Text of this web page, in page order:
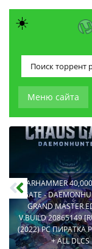
Меню сайта
WARHAMMER
GATE -
GRAND MASTER
V.BUILD 20865149
(2022) PC ПИРАТКА
+ ALL DLCS
☀️